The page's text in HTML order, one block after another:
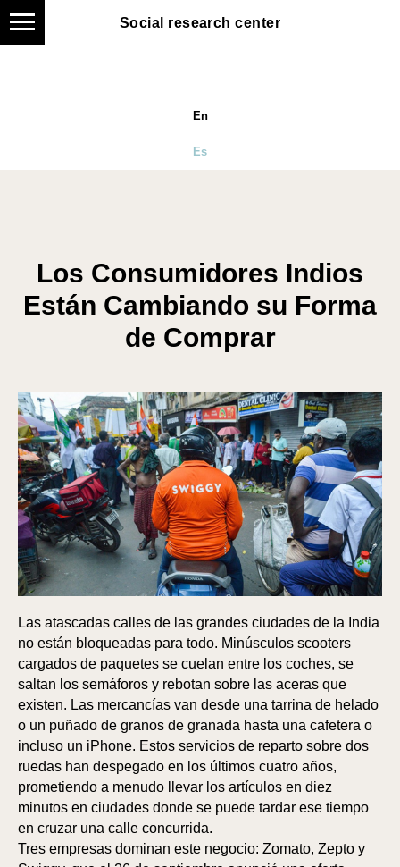
Social research center
En
Es
Los Consumidores Indios
Están Cambiando su Forma
de Comprar
Las atascadas calles de las grandes ciudades de la India
no están bloqueadas para todo. Minúsculos scooters
cargados de paquetes se cuelan entre los coches, se
saltan los semáforos y rebotan sobre las aceras que
existen. Las mercancías van desde una tarrina de helado
o un puñado de granos de granada hasta una cafetera o
incluso un iPhone. Estos servicios de reparto sobre dos
ruedas han despegado en los últimos cuatro años,
prometiendo a menudo llevar los artículos en diez
minutos en ciudades donde se puede tardar ese tiempo
en cruzar una calle concurrida.
Tres empresas dominan este negocio: Zomato, Zepto y